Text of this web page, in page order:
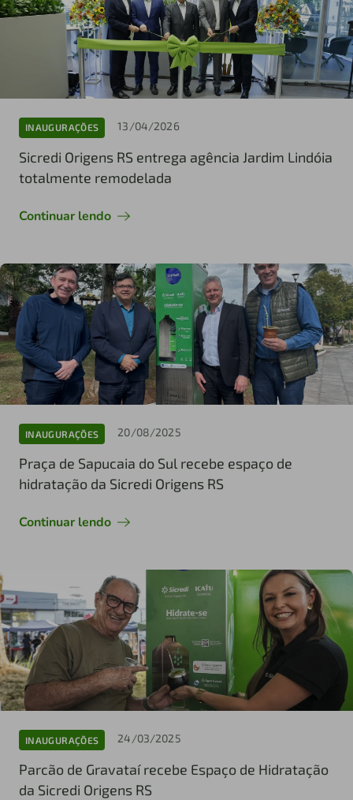
INAUGURAÇÕES 13/04/2026
Sicredi Origens RS entrega agência Jardim Lindóia
totalmente remodelada
Continuar lendo
INAUGURAÇÕES 20/08/2025
Praça de Sapucaia do Sul recebe espaço de
hidratação da Sicredi Origens RS
Continuar lendo
INAUGURAÇÕES 24/03/2025
Parcão de Gravataí recebe Espaço de Hidratação
da Sicredi Origens RS